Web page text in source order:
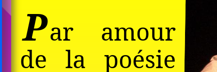
Par amour
de la poésie